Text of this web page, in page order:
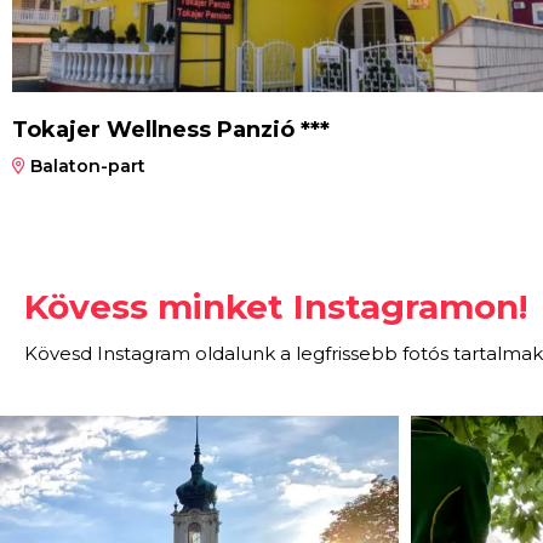
Tokajer Wellness Panzió ***
Balaton-part
Kövess minket Instagramon!
Kövesd Instagram oldalunk a legfrissebb fotós